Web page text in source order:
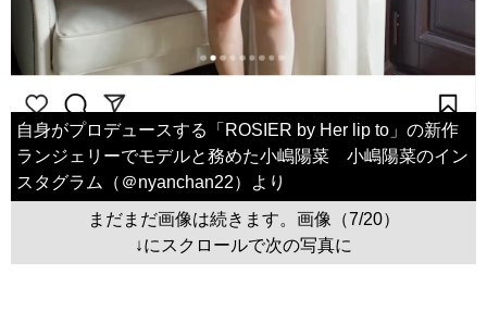
自身がプロデュースする「ROSIER by Her lip to」の新作
ランジェリーでモデルと務めた小嶋陽菜 小嶋陽菜のイン
スタグラム（＠nyanchan22）より
まだまだ画像は続きます。画像（7/20）
↓にスクロールで次の写真に